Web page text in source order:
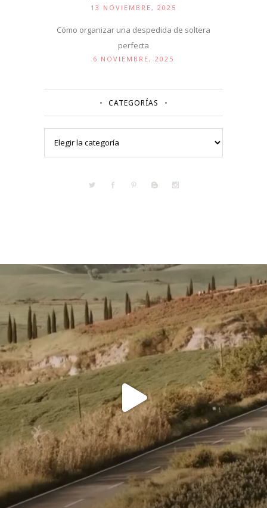
13 NOVIEMBRE, 2025
Cómo organizar una despedida de soltera
perfecta
6 NOVIEMBRE, 2025
CATEGORÍAS